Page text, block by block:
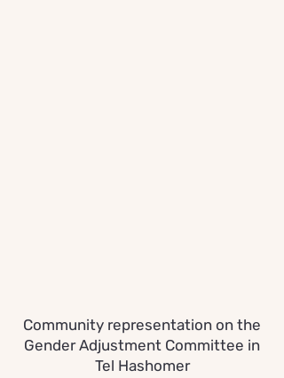
Community representation on the
Gender Adjustment Committee in
Tel Hashomer